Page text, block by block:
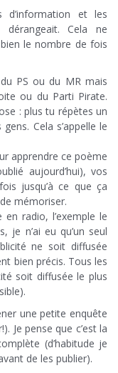
d’information et les
Cela ne
le nombre de fois
du PS ou du MR mais
ou du Parti Pirate.
: plus tu répètes un
Cela s’appelle le
apprendre ce poème
aujourd’hui), vos
jusqu’à ce que ça
mémoriser.
radio, l’exemple le
je n’ai eu qu’un seul
ne soit diffusée
bien précis. Tous les
soit diffusée le plus
une petite enquête
Je pense que c’est la
(d’habitude je
de les publier).